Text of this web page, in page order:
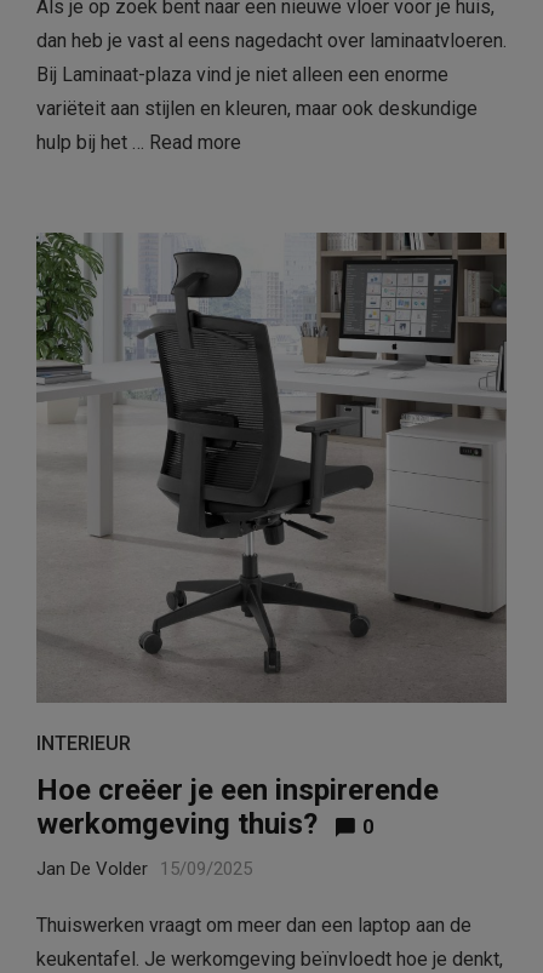
Als je op zoek bent naar een nieuwe vloer voor je huis,
dan heb je vast al eens nagedacht over laminaatvloeren.
Bij Laminaat-plaza vind je niet alleen een enorme
variëteit aan stijlen en kleuren, maar ook deskundige
hulp bij het … Read more
INTERIEUR
Hoe creëer je een inspirerende
werkomgeving thuis?
0
Jan De Volder 15/09/2025
Thuiswerken vraagt om meer dan een laptop aan de
keukentafel. Je werkomgeving beïnvloedt hoe je denkt,